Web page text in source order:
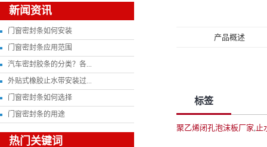
新闻资讯
门窗密封条如何安装
门窗密封条应用范围
汽车密封胶条的分类？各...
外贴式橡胶止水带安装过...
门窗密封条如何选择
门窗密封条的用途
热门关键词
产品概述
标签
聚乙烯闭孔泡沫板厂家, 止